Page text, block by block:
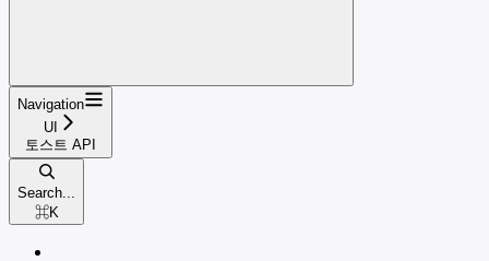
Navigation
UI
토스트 API
Search...
⌘K